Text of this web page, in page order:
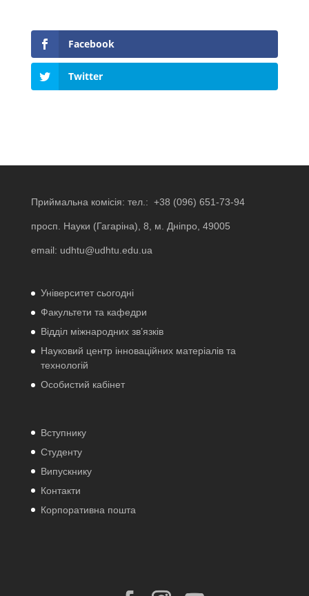
Facebook
Twitter
Приймальна комісія: тел.: +38 (096) 651-73-94
просп. Науки (Гагаріна), 8, м. Дніпро, 49005
email: udhtu@udhtu.edu.ua
Університет сьогодні
Факультети та кафедри
Відділ міжнародних зв’язків
Науковий центр інноваційних матеріалів та
технологій
Особистий кабінет
Вступнику
Студенту
Випускнику
Контакти
Корпоративна пошта